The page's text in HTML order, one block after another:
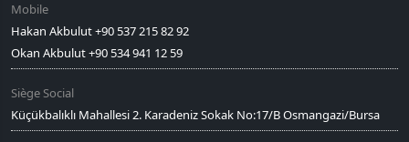
Mobile
Hakan Akbulut +90 537 215 82 92
Okan Akbulut +90 534 941 12 59
Siège Social
Küçükbalıklı Mahallesi 2. Karadeniz Sokak No:17/B Osmangazi/Bursa